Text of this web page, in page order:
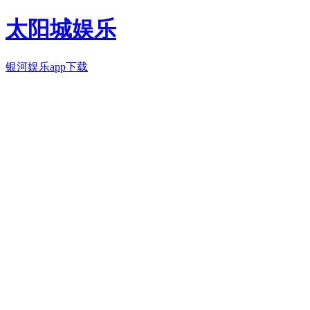
太阳城娱乐
银河娱乐app下载